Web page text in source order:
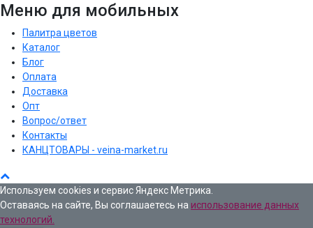
Меню для мобильных
Палитра цветов
Каталог
Блог
Оплата
Доставка
Опт
Вопрос/ответ
Контакты
КАНЦТОВАРЫ - veina-market.ru
Используем cookies и сервис Яндекс Метрика.
Оставаясь на сайте, Вы соглашаетесь на использование данных
технологий.